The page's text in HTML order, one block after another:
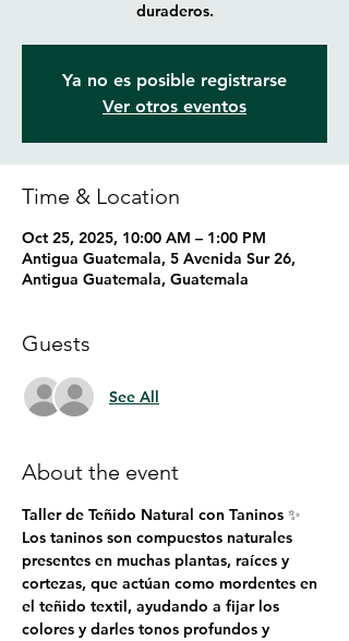
duraderos.
Ya no es posible registrarse
Ver otros eventos
Time & Location
Oct 25, 2025, 10:00 AM – 1:00 PM
Antigua Guatemala, 5 Avenida Sur 26,
Antigua Guatemala, Guatemala
Guests
See All
About the event
Taller de Teñido Natural con Taninos ✨
Los taninos son compuestos naturales
presentes en muchas plantas, raíces y
cortezas, que actúan como mordentes en
el teñido textil, ayudando a fijar los
colores y darles tonos profundos y